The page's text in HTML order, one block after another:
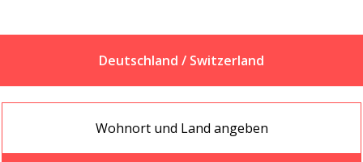
Deutschland / Switzerland